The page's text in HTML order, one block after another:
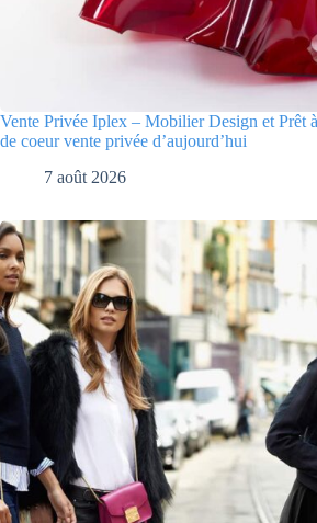
Vente Privée Iplex – Mobilier Design et Prêt
de coeur vente privée d’aujourd’hui
7 août 2026